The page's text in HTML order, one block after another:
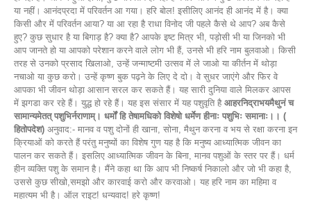
या नहीं। आनंदप्रदा में परिवर्तन आ गया। हरि बोल! इसीलिए आनंद ही आनंद में है। क्या
किसी और में परिवर्तन आया? या आ रहा है राधा विनोद जी पहले कैसे थे आप? अब कैसे
हुए? कुछ सुधार है या बिगाड़ है? क्या है? आपके इष्ट मित्र भी, पड़ोसी भी या जिनको भी
आप जानते हो या आपको परेशान करने वाले लोग भी हैं, उनसे भी हरि नाम बुलवाओ। किसी
तरह से उनको प्रसाद खिलाओ, उन्हें जन्माष्टमी उत्सव में ले जाओ या कीर्तन में थोड़ा
नचाओ या कुछ करो। उन्हें कृष्ण बुक पढ़ने के लिए दे दो। वे सुधर जाएंगे और फिर वे
आपका भी जीवन थोड़ा आसान सरल कर सकते हैं। यह सारी दुनिया वाले मिलकर आपस
में झगडा कर रहे हैं। युद्ध हो रहे हैं। यह इस संसार में यह पशुवृति है आहरनिद्राभयमैथुनं च
सामान्यमेतत् पशुभिर्नराणाम्। धर्मों हि तेषामधिको विशेषो धर्मेण हीनाः पशुभिः समानाः।। (
हितोपदेश) अनुवाद:- मानव व पशु दोनों ही खाना, सोना, मैथुन करना व भय से रक्षा करना इन
क्रियाओं को करते हैं परंतु मनुष्यों का विशेष गुण यह है कि मनुष्य आध्यात्मिक जीवन का
पालन कर सकते हैं। इसलिए आध्यात्मिक जीवन के बिना, मानव पशुओं के स्तर पर हैं। धर्म
हीन व्यक्ति पशु के समान है। मैंने कहा था कि आप भी निष्कर्ष निकालो और जो भी कहा है,
उससे कुछ सीखो,समझो और कारवाई करो और करवाओ। यह हरि नाम का महिमा व
महात्यम भी है। ऑल राइट! धन्यवाद! हरे कृष्ण!